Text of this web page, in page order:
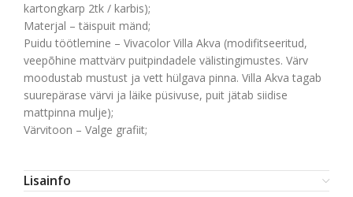
kartongkarp 2tk / karbis);
Materjal – täispuit mänd;
Puidu töötlemine – Vivacolor Villa Akva (modifitseeritud,
veepõhine mattvärv puitpindadele välistingimustes. Värv
moodustab mustust ja vett hülgava pinna. Villa Akva tagab
suurepärase värvi ja läike püsivuse, puit jätab siidise
mattpinna mulje);
Värvitoon – Valge grafiit;
Lisainfo